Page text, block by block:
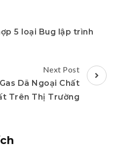
5 loại Bug lập trình
Next Post
Dã Ngoại Chất
Trên Thị Trường